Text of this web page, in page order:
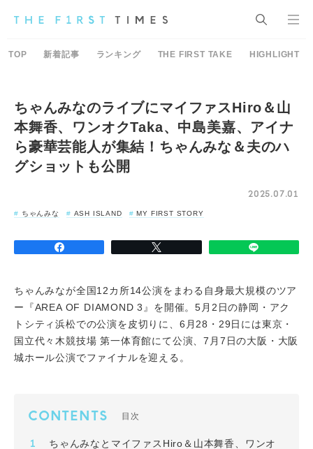
TOP 新着記事 ランキング THE FIRST TAKE HIGHLIGHT
ちゃんみなのライブにマイファスHiro＆山
本舞香、ワンオクTaka、中島美嘉、アイナ
ら豪華芸能人が集結！ちゃんみな＆夫のハ
グショットも公開
2025.07.01
ちゃんみな ASH ISLAND MY FIRST STORY
ちゃんみなが全国12カ所14公演をまわる自身最大規模のツア
ー『AREA OF DIAMOND 3』を開催。5月2日の静岡・アク
トシティ浜松での公演を皮切りに、6月28・29日には東京・
国立代々木競技場 第一体育館にて公演、7月7日の大阪・大阪
城ホール公演でファイナルを迎える。
CONTENTS 目次
ちゃんみなとマイファスHiro＆山本舞香、ワンオ